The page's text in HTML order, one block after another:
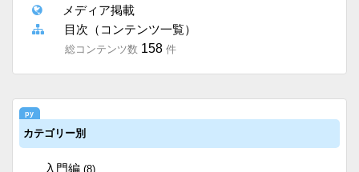
メディア掲載
目次（コンテンツ一覧）
総コンテンツ数 158 件
カテゴリー別
入門編 (8)